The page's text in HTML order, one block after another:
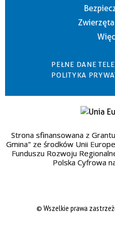
PEŁNE DANE
POLITYKA
Strona sfinansowana z
Gmina" ze środków Unii
Funduszu Rozwoju
Polska Cyfrowa
© Wszelkie prawa